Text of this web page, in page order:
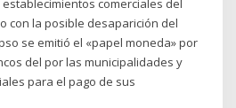
comerciales del
con la posible desaparición del
se emitió el «papel moneda» por
del por las municipalidades y
para el pago de sus